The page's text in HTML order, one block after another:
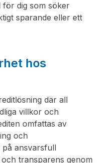
för dig som söker
sparande eller ett
hos
där all
villkor och
omfattas av
och
på ansvarsfull
transparens genom